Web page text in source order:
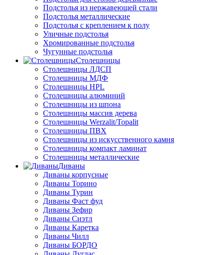
Подстолья из нержавеющей стали
Подстолья металлические
Подстолья с креплением к полу
Уличные подстолья
Хромированные подстолья
Чугунные подстолья
Столешницы
Столешницы ЛДСП
Столешницы МДФ
Столешницы HPL
Столешницы алюминий
Столешницы из шпона
Столешницы массив дерева
Столешницы Werzalit/Topalit
Столешницы ПВХ
Столешницы из искусственного камня
Столешницы компакт ламинат
Столешницы металлические
Диваны
Диваны корпусные
Диваны Торино
Диваны Турин
Диваны Фаст фуд
Диваны Зефир
Диваны Сиэтл
Диваны Каретка
Диваны Чилл
Диваны БОРДО